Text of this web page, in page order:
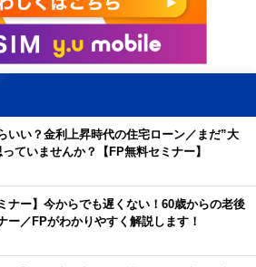
いい？金利上昇時代の住宅ローン／まだ”大
ていませんか？【FP無料セミナー】
ナー】今からでも遅くない！60歳からの老後
ー／FPがわかりやすく解説します！